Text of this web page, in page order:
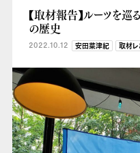
【取材報告】ルーツを巡
の歴史
2022.10.12 安田菜津紀 取材